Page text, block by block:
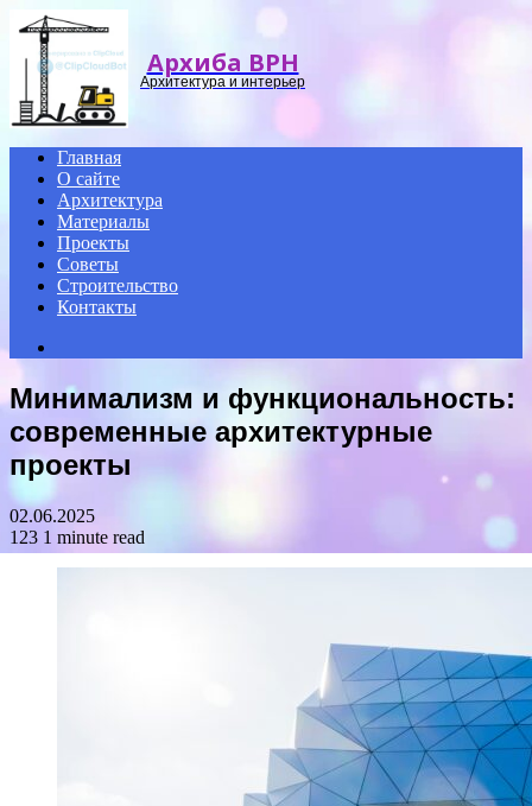
Архиба ВРН
Архитектура и интерьер
Главная
О сайте
Архитектура
Материалы
Проекты
Советы
Строительство
Контакты
Минимализм и функциональность:
современные архитектурные
проекты
02.06.2025
123 1 minute read